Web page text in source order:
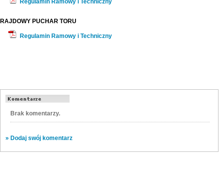
RAJDOWY PUCHAR TORU
Regulamin Ramowy i Techniczny
Brak komentarzy.
» Dodaj swój komentarz